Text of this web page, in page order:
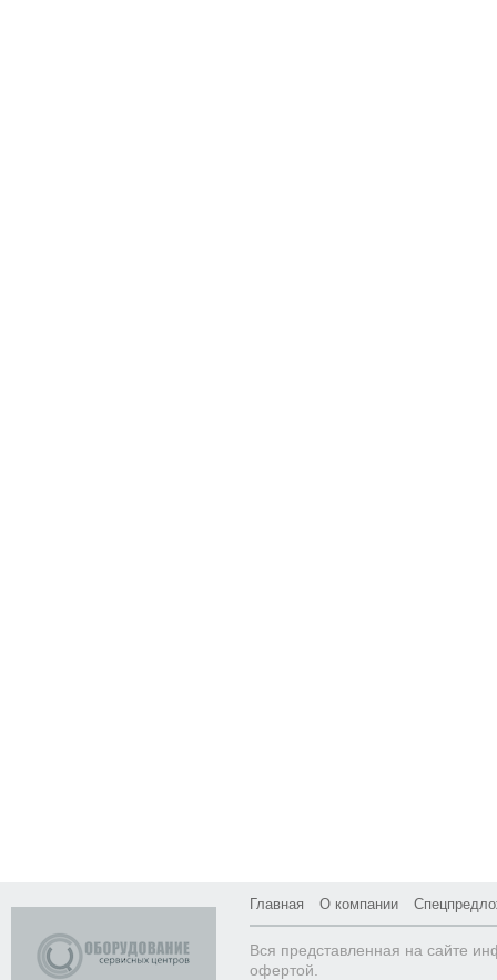
Главная О компании
Вся представленная на сайте
офертой.